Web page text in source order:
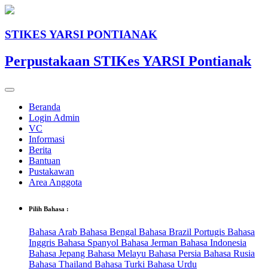
STIKES YARSI PONTIANAK
Perpustakaan STIKes YARSI Pontianak
Beranda
Login Admin
VC
Informasi
Berita
Bantuan
Pustakawan
Area Anggota
Pilih Bahasa :
Bahasa Arab Bahasa Bengal Bahasa Brazil Portugis Bahasa
Inggris Bahasa Spanyol Bahasa Jerman Bahasa Indonesia
Bahasa Jepang Bahasa Melayu Bahasa Persia Bahasa Rusia
Bahasa Thailand Bahasa Turki Bahasa Urdu